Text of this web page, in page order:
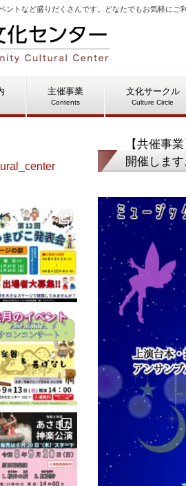
ントなど盛りだくさんです。どなたでもお気軽にご
主催事業
Contents
文化サークル
Culture Circle
【共催事
開催しま